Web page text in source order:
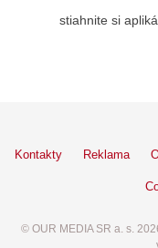
stiahnite si
Kontakty Reklama
© OUR MEDIA SR a. s.